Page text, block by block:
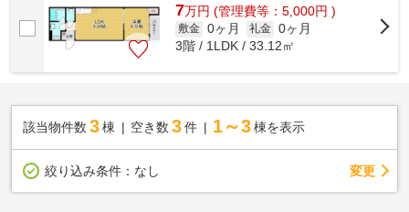
7万円 (管理費等：5,000円 )
敷金 0ヶ月 礼金 0ヶ月
3階 / 1LDK / 33.12㎡
該当物件数 3棟 空き数 3 件 1～3 棟を表示
絞り込み条件： なし 変更